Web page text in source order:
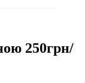
250грн/